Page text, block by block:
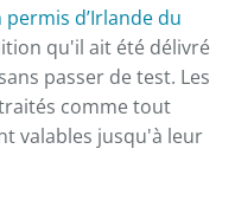
d’Irlande du
qu'il ait été délivré
passer de test. Les
comme tout
valables jusqu'à leur